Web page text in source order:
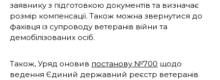
заявнику з підготовкою документів та визначає
розмір компенсації. Також можна звернутися до
фахівця із супроводу ветеранів війни та
демобілізованих осіб.
Також, Уряд оновив постанову №700 щодо
ведення Єдиний державний реєстр ветеранів